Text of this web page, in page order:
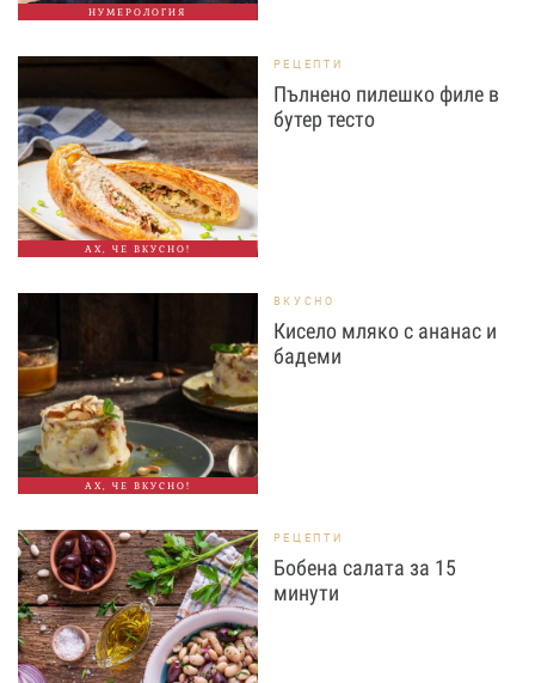
НУМЕРОЛОГИЯ
АХ, ЧЕ ВКУСНО!
РЕЦЕПТИ
Пълнено пилешко филе в
бутер тесто
АХ, ЧЕ ВКУСНО!
ВКУСНО
Кисело мляко с ананас и
бадеми
РЕЦЕПТИ
Бобена салата за 15
минути